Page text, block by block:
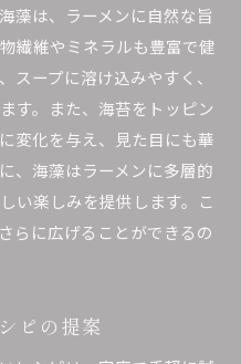
藻は、ラーメンに自然な旨
繊維やミネラルも豊富で健
スープに溶け込みやすく、
す。また、海苔をトッピン
変化を与え、見た目にも華
、海藻はラーメンに多層的
い楽しみを提供します。こ
らに広げることができるの
ピの提案